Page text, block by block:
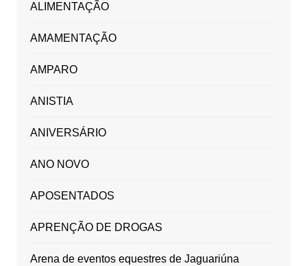
ALIMENTAÇÃO
AMAMENTAÇÃO
AMPARO
ANISTIA
ANIVERSÁRIO
ANO NOVO
APOSENTADOS
APRENÇÃO DE DROGAS
Arena de eventos equestres de Jaguariúna